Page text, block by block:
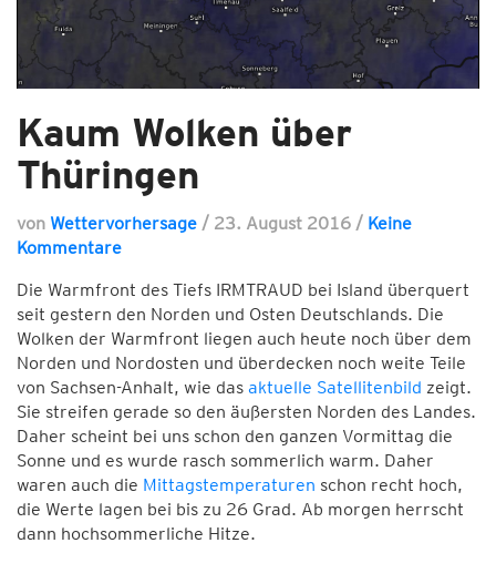
Kaum Wolken über
Thüringen
von Wettervorhersage / 23. August 2016 / Keine
Kommentare
Die Warmfront des Tiefs IRMTRAUD bei Island überquert
seit gestern den Norden und Osten Deutschlands. Die
Wolken der Warmfront liegen auch heute noch über dem
Norden und Nordosten und überdecken noch weite Teile
von Sachsen-Anhalt, wie das aktuelle Satellitenbild zeigt.
Sie streifen gerade so den äußersten Norden des Landes.
Daher scheint bei uns schon den ganzen Vormittag die
Sonne und es wurde rasch sommerlich warm. Daher
waren auch die Mittagstemperaturen schon recht hoch,
die Werte lagen bei bis zu 26 Grad. Ab morgen herrscht
dann hochsommerliche Hitze.